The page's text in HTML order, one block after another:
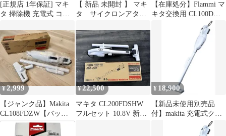
[正規店 1年保証] マキ
タ 掃除機 充電式 コー
CL108FDZW 本体 掃除
機 スティック型 カプセ
ル式 ワンタッチスイッ
チ makita 軽量 ハンディ
軽量 人気家庭用 業務用
一人暮らし 新生活 車載
車用 アウトドア テント
掃
【 新品 未開封 】 マキ
タ サイクロンアタッ
用 送料無料
【在庫処分】Flammi マ
キタ交換用 CL100D掃
除機用 プレフィルタ フ
ィルター 粗ゴミ用 通常
フィルタに被せて使用
¥2,999
【ジャンク品】Makita
CL108FDZW【バッテ
リーなし】
¥22,500
マキタ CL200FDSHW
フルセット 10.8V 新品
¥ 18,900
【新品未使用別売品
付】makita 充電式クリ
ーナー CL108FDSHW